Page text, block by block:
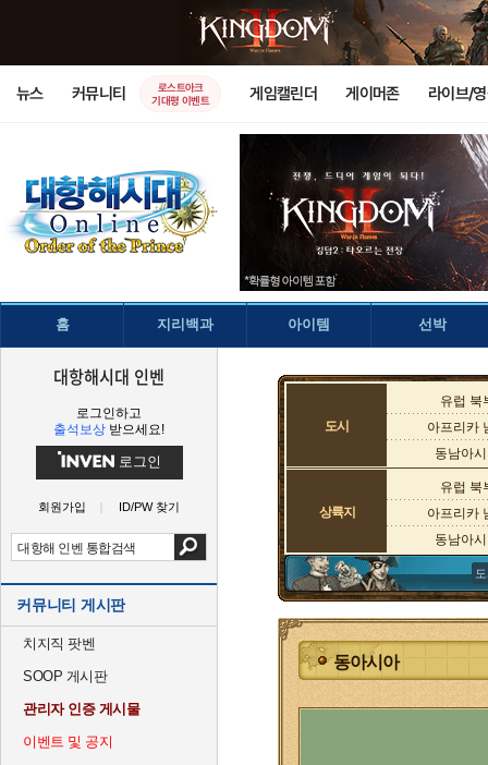
뉴스 커뮤니티
로스트아크
기대평 이벤트
게임캘린더 게이머존 라이브/
홈 지리백과 아이템 선박
대항해시대 인벤
로그인하고
출석보상 받으세요!
로그인
회원가입 ID/PW 찾기
커뮤니티 게시판
치지직 팟벤
SOOP 게시판
관리자 인증 게시물
이벤트 및 공지
도시
유럽 북
아프리카
동남아
상륙지
유럽 북
아프리카
동남아
동아시아